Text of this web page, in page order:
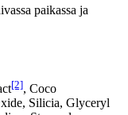
paikassa ja
[2], Coco
Silicia, Glyceryl